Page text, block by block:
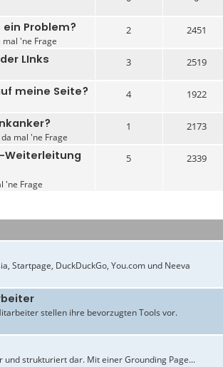
Problem?
mal 'ne Frage
2 2451
LInks 3 2519
meine Seite? 4 1922
mal 'ne Frage
1 2173
Weiterleitung
'ne Frage
5 2339
Startpage, DuckDuckGo, You.com und Neeva
stellen ihre bevorzugten Tools vor.
strukturiert dar. Mit einer Grounding Page...